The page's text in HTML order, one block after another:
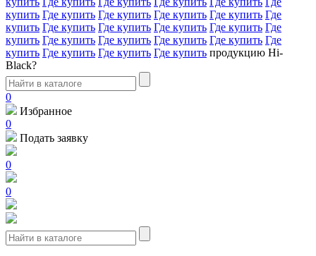
купить Где купить Где купить Где купить Где купить Где
купить Где купить Где купить Где купить Где купить Где
купить Где купить Где купить Где купить Где купить Где
купить Где купить Где купить Где купить продукцию Hi-
Black?
0
Избранное
0
Подать заявку
0
0